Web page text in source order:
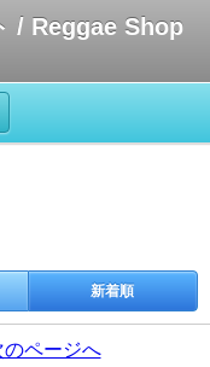
/ Reggae Shop
新着順
のページへ